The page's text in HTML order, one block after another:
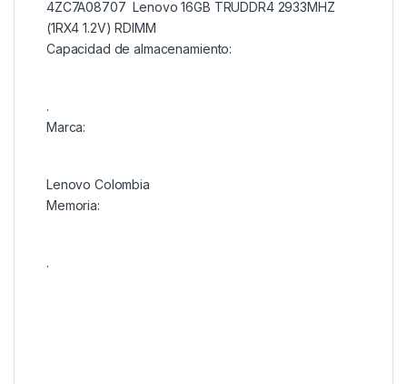
4ZC7A08707 Lenovo 16GB TRUDDR4 2933MHZ
(1RX4 1.2V) RDIMM
Capacidad de almacenamiento:
.
Marca:
Lenovo Colombia
Memoria:
.